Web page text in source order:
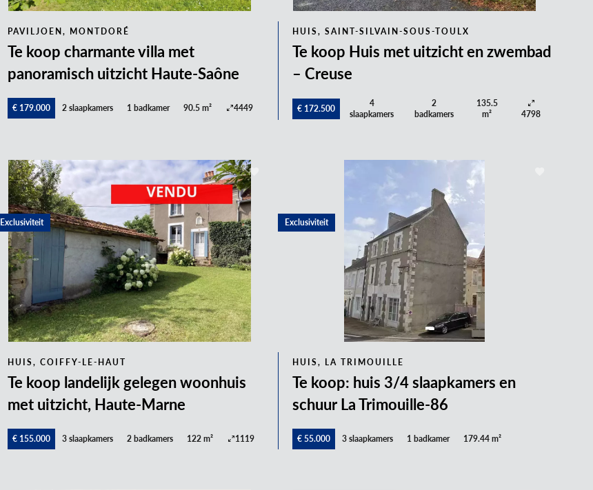
PAVILJOEN, MONTDORÉ
Te koop charmante villa met
panoramisch uitzicht Haute-Saône
€ 179.000 2 slaapkamers 1 badkamer 90.5 m² 4449
HUIS, SAINT-SILVAIN-SOUS-TOULX
Te koop Huis met uitzicht en zwembad
– Creuse
€ 172.500
4
slaapkamers
2
badkamers
135.5
m²
4798
HUIS, COIFFY-LE-HAUT
Te koop landelijk gelegen woonhuis
met uitzicht, Haute-Marne
€ 155.000 3 slaapkamers 2 badkamers 122 m² 1119
Exclusiviteit
HUIS, LA TRIMOUILLE
Te koop: huis 3/4 slaapkamers en
schuur La Trimouille-86
€ 55.000 3 slaapkamers 1 badkamer 179.44 m²
Exclusiviteit